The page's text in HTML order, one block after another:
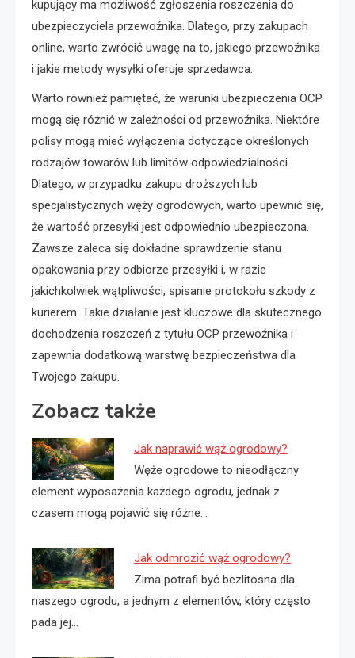
kupujący ma możliwość zgłoszenia roszczenia do
ubezpieczyciela przewoźnika. Dlatego, przy zakupach
online, warto zwrócić uwagę na to, jakiego przewoźnika
i jakie metody wysyłki oferuje sprzedawca.
Warto również pamiętać, że warunki ubezpieczenia OCP
mogą się różnić w zależności od przewoźnika. Niektóre
polisy mogą mieć wyłączenia dotyczące określonych
rodzajów towarów lub limitów odpowiedzialności.
Dlatego, w przypadku zakupu droższych lub
specjalistycznych węży ogrodowych, warto upewnić się,
że wartość przesyłki jest odpowiednio ubezpieczona.
Zawsze zaleca się dokładne sprawdzenie stanu
opakowania przy odbiorze przesyłki i, w razie
jakichkolwiek wątpliwości, spisanie protokołu szkody z
kurierem. Takie działanie jest kluczowe dla skutecznego
dochodzenia roszczeń z tytułu OCP przewoźnika i
zapewnia dodatkową warstwę bezpieczeństwa dla
Twojego zakupu.
Zobacz także
Jak naprawić wąż ogrodowy?
Węże ogrodowe to nieodłączny
element wyposażenia każdego ogrodu, jednak z
czasem mogą pojawić się różne…
Jak odmrozić wąż ogrodowy?
Zima potrafi być bezlitosna dla
naszego ogrodu, a jednym z elementów, który często
pada jej…